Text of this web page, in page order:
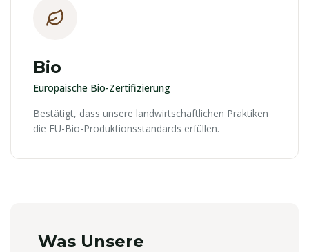
Bio
Europäische Bio-Zertifizierung
Bestätigt, dass unsere landwirtschaftlichen Praktiken
die EU-Bio-Produktionsstandards erfüllen.
Was Unsere